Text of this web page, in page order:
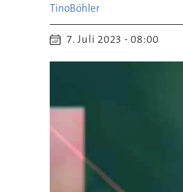
TinoBöhler
7. Juli 2023 - 08:00